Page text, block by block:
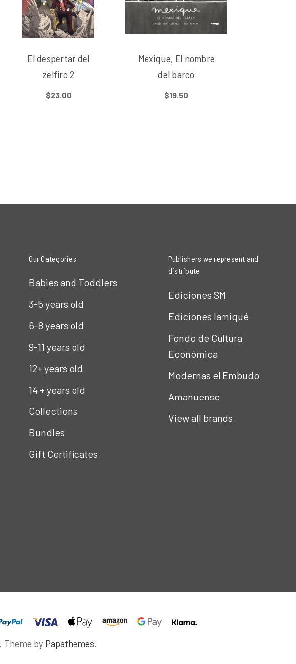
El despertar del
zelfiro 2
$23.00
Mexique, El nombre
del barco
$19.50
Our Categories
Babies and Toddlers
3-5 years old
6-8 years old
9-11 years old
12+ years old
14 + years old
Collections
Bundles
Gift Certificates
Publishers we represent and
distribute
Ediciones SM
Ediciones Iamiqué
Fondo de Cultura
Económica
Modernas el Embudo
Amanuense
View all brands
. Theme by Papathemes.